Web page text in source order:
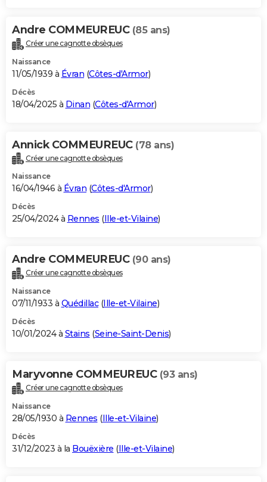
Andre COMMEUREUC (85 ans)
Créer une cagnotte obsèques
Naissance
11/05/1939 à Évran (Côtes-d'Armor)
Décès
18/04/2025 à Dinan (Côtes-d'Armor)
Annick COMMEUREUC (78 ans)
Créer une cagnotte obsèques
Naissance
16/04/1946 à Évran (Côtes-d'Armor)
Décès
25/04/2024 à Rennes (Ille-et-Vilaine)
Andre COMMEUREUC (90 ans)
Créer une cagnotte obsèques
Naissance
07/11/1933 à Quédillac(Ille-et-Vilaine)
Décès
10/01/2024 à Stains (Seine-Saint-Denis)
Maryvonne COMMEUREUC (93 ans)
Créer une cagnotte obsèques
Naissance
28/05/1930 à Rennes (Ille-et-Vilaine)
Décès
31/12/2023 à la Bouëxière (Ille-et-Vilaine)